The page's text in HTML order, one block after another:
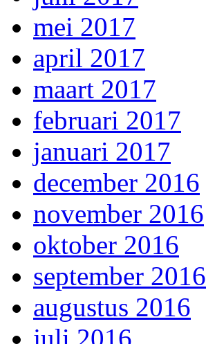
mei 2017
april 2017
maart 2017
februari 2017
januari 2017
december 2016
november 2016
oktober 2016
september 2016
augustus 2016